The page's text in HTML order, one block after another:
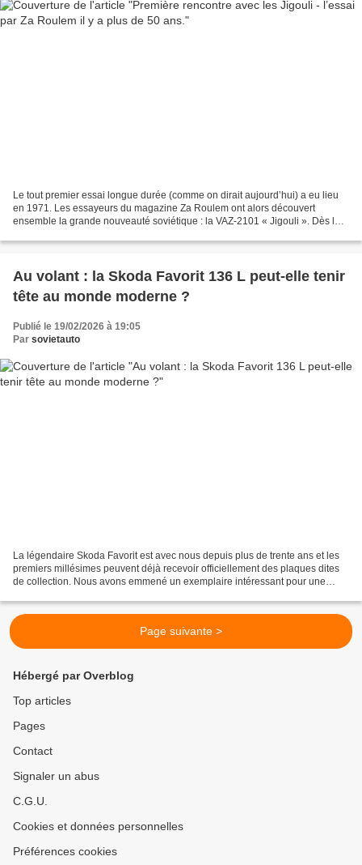
Le tout premier essai longue durée (comme on dirait aujourd’hui) a eu lieu
en 1971. Les essayeurs du magazine Za Roulem ont alors découvert
ensemble la grande nouveauté soviétique : la VAZ-2101 « Jigouli ». Dès le
Au volant : la Skoda Favorit 136 L peut-elle tenir
tête au monde moderne ?
Publié le 19/02/2026 à 19:05
Par sovietauto
La légendaire Skoda Favorit est avec nous depuis plus de trente ans et les
premiers millésimes peuvent déjà recevoir officiellement des plaques dites
de collection. Nous avons emmené un exemplaire intéressant pour une
Page suivante >
Hébergé par Overblog
Top articles
Pages
Contact
Signaler un abus
C.G.U.
Cookies et données personnelles
Préférences cookies